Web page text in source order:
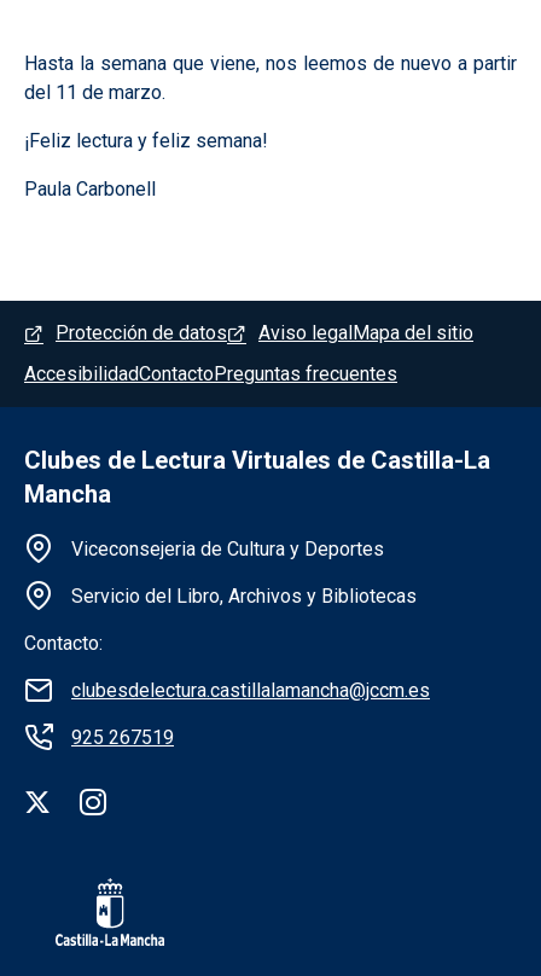
Hasta la semana que viene, nos leemos de nuevo a partir
del 11 de marzo.
¡Feliz lectura y feliz semana!
Paula Carbonell
Menú del pie
Protección de datos Aviso legal Mapa del sitio
AccesibilidadContactoPreguntas frecuentes
Clubes de Lectura Virtuales de Castilla-La
Mancha
Información de la institución
Viceconsejeria de Cultura y Deportes
Servicio del Libro, Archivos y Bibliotecas
Contacto:
clubesdelectura.castillalamancha@jccm.es
925 267519
Redes sociales institución